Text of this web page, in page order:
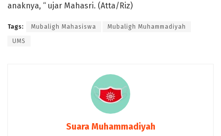
anaknya, “ ujar Mahasri. (Atta/Riz)
Tags: Mubaligh Mahasiswa Mubaligh Muhammadiyah
UMS
Suara Muhammadiyah